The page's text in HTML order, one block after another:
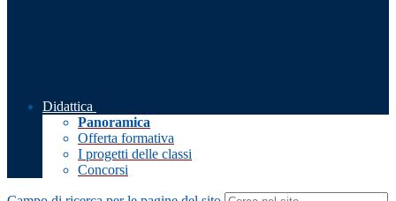
Didattica
Panoramica
Offerta formativa
I progetti delle classi
Concorsi